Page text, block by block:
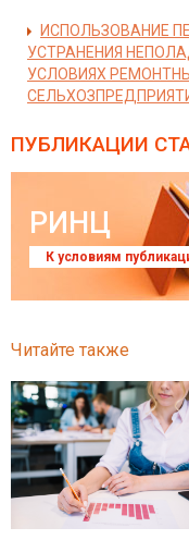
ИСПОЛЬЗОВАНИЕ
УСТРАНЕНИЯ
УСЛОВИЯХ
ПУБЛИКАЦИИ
РИНЦ
К условиям
Читайте также